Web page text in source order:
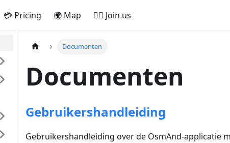
💳 Pricing 🌍 Map 🚵‍♂️ Join us
Documenten
Documenten
Gebruikershandleiding
Gebruikershandleiding over de OsmAnd-applicatie